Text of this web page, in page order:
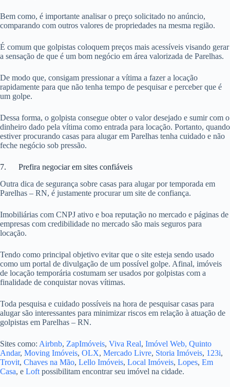
Bem como, é importante analisar o preço solicitado no anúncio,
comparando com outros valores de propriedades na mesma região.
É comum que golpistas coloquem preços mais acessíveis visando gerar
a sensação de que é um bom negócio em área valorizada de Parelhas.
De modo que, consigam pressionar a vítima a fazer a locação
rapidamente para que não tenha tempo de pesquisar e perceber que é
um golpe.
Dessa forma, o golpista consegue obter o valor desejado e sumir com o
dinheiro dado pela vítima como entrada para locação. Portanto, quando
estiver procurando casas para alugar em Parelhas tenha cuidado e não
feche negócio sob pressão.
7. Prefira negociar em sites confiáveis
Outra dica de segurança sobre casas para alugar por temporada em
Parelhas – RN, é justamente procurar um site de confiança.
Imobiliárias com CNPJ ativo e boa reputação no mercado e páginas de
empresas com credibilidade no mercado são mais seguros para
locação.
Tendo como principal objetivo evitar que o site esteja sendo usado
como um portal de divulgação de um possível golpe. Afinal, imóveis
de locação temporária costumam ser usados por golpistas com a
finalidade de conquistar novas vítimas.
Toda pesquisa e cuidado possíveis na hora de pesquisar casas para
alugar são interessantes para minimizar riscos em relação à atuação de
golpistas em Parelhas – RN.
Sites como: Airbnb, ZapImóveis, Viva Real, Imóvel Web, Quinto
Andar, Moving Imóveis, OLX, Mercado Livre, Storia Imóveis, 123i,
Trovit, Chaves na Mão, Lello Imóveis, Local Imóveis, Lopes, Em
Casa, e Loft possibilitam encontrar seu imóvel na cidade.